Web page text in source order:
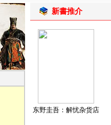
新書推介
东野圭吾：解忧杂货店